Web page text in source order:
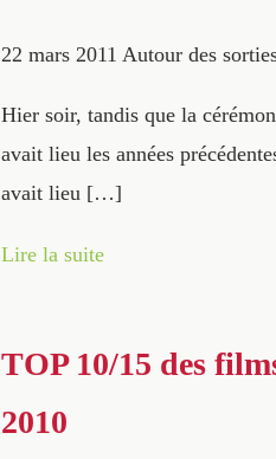
22 mars 2011 Autour des
Hier soir, tandis que la
avait lieu les années
avait lieu […]
Lire la suite
TOP 10/15 des
2010